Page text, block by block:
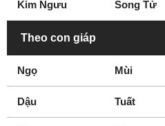
Kim Ngưu Song Tử
Theo con giáp
Ngọ Mùi
Dậu Tuất